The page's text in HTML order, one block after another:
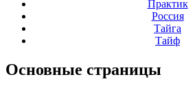
Практик
Россия
Тайга
Тайф
Основные страницы